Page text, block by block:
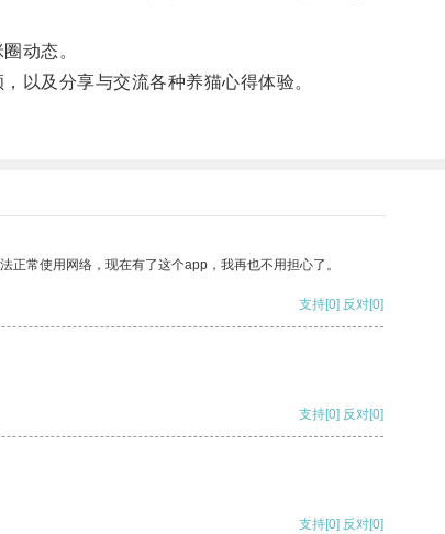
动态。
及分享与交流各种养猫心得体验。
常使用网络，现在有了这个app，我再也不用担心了。
支持[0] 反对[0]
支持[0] 反对[0]
支持[0] 反对[0]